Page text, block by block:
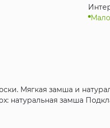
Мало
Мягкая замша и
натуральная замша